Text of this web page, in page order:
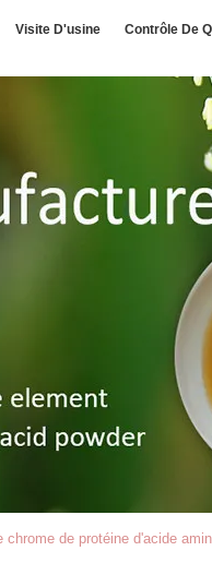
Visite D'usine Contrôle De
de protéine d'acide